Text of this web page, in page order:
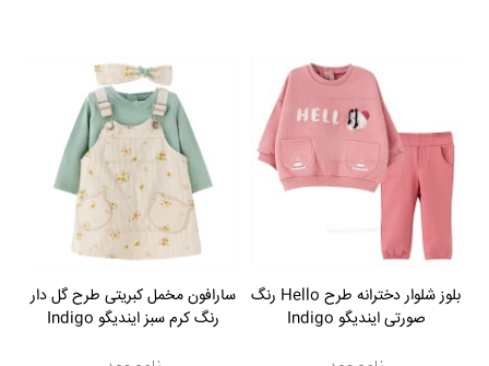
بلوز شلوار دخترانه طرح Hello رنگ
صورتی ایندیگو Indigo
سارافون مخمل کبریتی طرح گل دار
رنگ کرم سبز ایندیگو Indigo